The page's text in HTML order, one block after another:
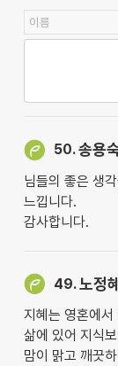
50.송용
님들의 좋은 생
느낍니다.
감사합니다.
49.노정
지혜는 영혼에
삶에 있어 지식
맘이 맑고 깨끗